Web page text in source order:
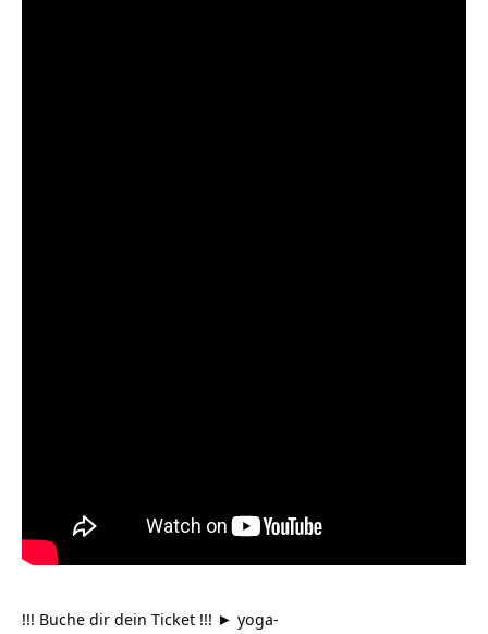
!!! Buche dir dein Ticket !!! ► yoga-